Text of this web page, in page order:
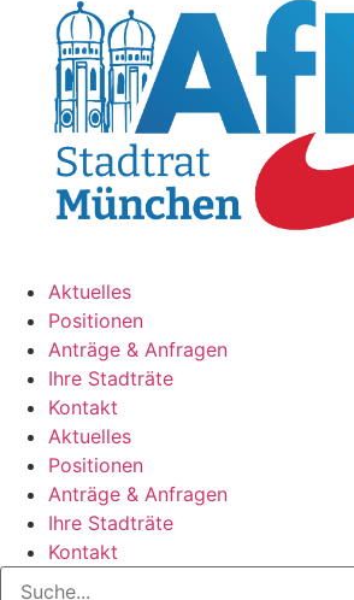
Aktuelles
Positionen
Anträge & Anfragen
Ihre Stadträte
Kontakt
Aktuelles
Positionen
Anträge & Anfragen
Ihre Stadträte
Kontakt